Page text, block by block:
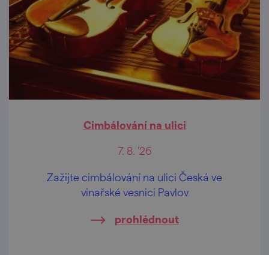
Cimbálování na ulici
7. 8. '26
Zažijte cimbálování na ulici Česká ve
vinařské vesnici Pavlov
prohlédnout